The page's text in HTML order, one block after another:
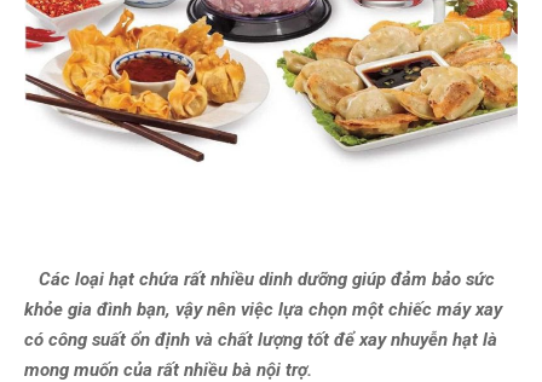
Các loại hạt chứa rất nhiều dinh dưỡng giúp đảm bảo sức
khỏe gia đình bạn, vậy nên việc lựa chọn một chiếc máy xay
có công suất ổn định và chất lượng tốt để xay nhuyễn hạt là
mong muốn của rất nhiều bà nội trợ.